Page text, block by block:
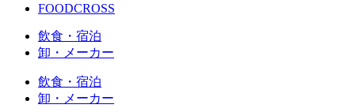
FOODCROSS
飲食・宿泊
卸・メーカー
飲食・宿泊
卸・メーカー